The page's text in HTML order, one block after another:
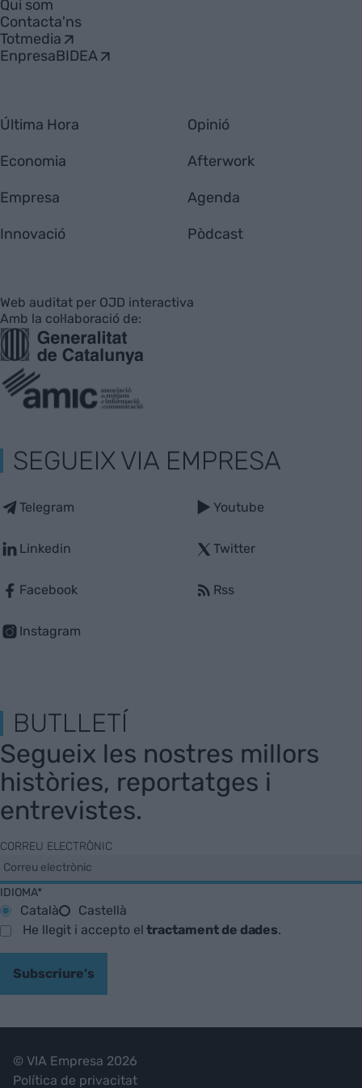
Qui som
Contacta'ns
Totmedia
EnpresaBIDEA
Última Hora
Economia
Empresa
Innovació
Opinió
Afterwork
Agenda
Pòdcast
Web auditat per OJD interactiva
Amb la col·laboració de:
SEGUEIX VIA EMPRESA
Telegram
Linkedin
Facebook
Instagram
Youtube
Twitter
Rss
BUTLLETÍ
Segueix les nostres millors
històries, reportatges i
entrevistes.
CORREU ELECTRÒNIC
IDIOMA*
Català
Castellà
He llegit i accepto eltractament de dades.
Subscriure's
© VIA Empresa 2026
Política de privacitat